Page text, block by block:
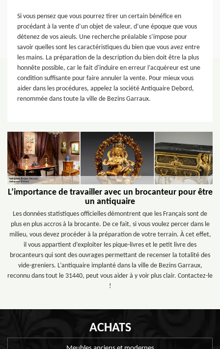
Si vous pensez que vous pourrez tirer un certain bénéfice en
procédant à la vente d’un objet de valeur, d’une époque que vous
détenez de vos aïeuls. Une recherche préalable s’impose pour
savoir quelles sont les caractéristiques du bien que vous avez entre
les mains. La préparation de la description du bien doit être la plus
honnête possible, car le fait d'induire en erreur l’acquéreur est une
condition suffisante pour faire annuler la vente. Pour mieux vous
aider dans les procédures, appelez la société Antiquaire Debord,
renommée dans toute la ville de Bezins Garraux.
L’importance de travailler avec un brocanteur pour être
un antiquaire
Les données statistiques officielles démontrent que les Français sont de
plus en plus accros à la brocante. De ce fait, si vous voulez percer dans le
milieu, vous devez procéder à la préparation de votre terrain. À cet effet,
il vous appartient d’exploiter les pique-livres et le petit livre des
brocanteurs qui sont des ouvrages permettant de recenser la totalité des
vide-greniers. L’antiquaire implanté dans la ville de Bezins Garraux,
reconnu dans tout le 31440, peut vous aider à y voir plus clair. Contactez-le
!
ACHATS